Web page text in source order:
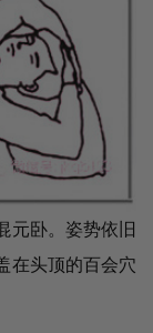
元卧。姿势依旧
在头顶的百会穴